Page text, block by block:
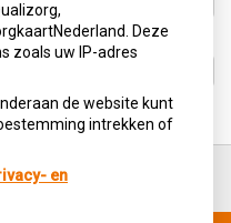
Deze
zoals uw IP-adres
de website kunt
intrekken of
en